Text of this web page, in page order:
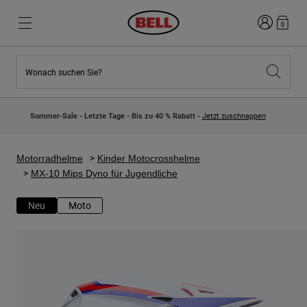
Neuzugänge
Kinder Motocrosshelme
Lifestyle
Neuzugänge
Lifestyle
Entdecke Bike
Road & Gravel
Anmelden
0
Wonach suchen Sie?
Sommer-Sale - Letzte Tage - Bis zu 40 % Rabatt - Jetzt zuschnappen
Motorradhelme
Kinder Motocrosshelme
MX-10 Mips Dyno für Jugendliche
Neu Moto